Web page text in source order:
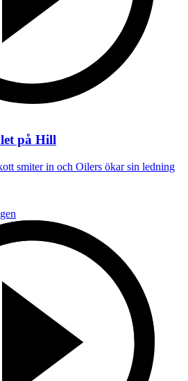
på Hill
smiter in och Oilers ökar sin ledning